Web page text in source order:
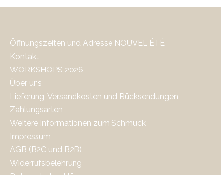
Öffnungszeiten und Adresse NOUVEL ÉTÉ
Kontakt
WORKSHOPS 2026
Über uns
Lieferung, Versandkosten und Rücksendungen
Zahlungsarten
Weitere Informationen zum Schmuck
Impressum
AGB (B2C und B2B)
Widerrufsbelehrung